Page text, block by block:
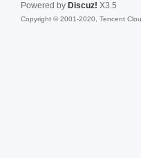
Powered by Discuz! X3.5
Copyright © 2001-2020, Tencent